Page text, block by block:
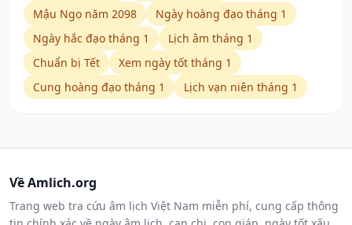
Mậu Ngọ năm 2098
Ngày hoàng đạo tháng 1
Ngày hắc đạo tháng 1
Lịch âm tháng 1
Chuẩn bị Tết
Xem ngày tốt tháng 1
Cung hoàng đạo tháng 1
Lịch vạn niên tháng 1
Về Amlich.org
Trang web tra cứu âm lịch Việt Nam miễn phí, cung cấp thông